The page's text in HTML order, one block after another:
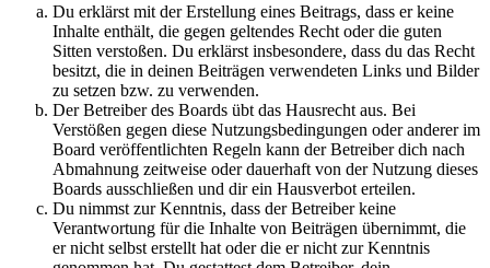
Du erklärst mit der Erstellung eines Beitrags, dass er keine
Inhalte enthält, die gegen geltendes Recht oder die guten
Sitten verstoßen. Du erklärst insbesondere, dass du das Recht
besitzt, die in deinen Beiträgen verwendeten Links und Bilder
zu setzen bzw. zu verwenden.
Der Betreiber des Boards übt das Hausrecht aus. Bei
Verstößen gegen diese Nutzungsbedingungen oder anderer im
Board veröffentlichten Regeln kann der Betreiber dich nach
Abmahnung zeitweise oder dauerhaft von der Nutzung dieses
Boards ausschließen und dir ein Hausverbot erteilen.
Du nimmst zur Kenntnis, dass der Betreiber keine
Verantwortung für die Inhalte von Beiträgen übernimmt, die
er nicht selbst erstellt hat oder die er nicht zur Kenntnis